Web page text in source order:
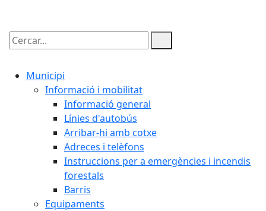
Cercar:
Municipi
Informació i mobilitat
Informació general
Línies d'autobús
Arribar-hi amb cotxe
Adreces i telèfons
Instruccions per a emergències i incendis
forestals
Barris
Equipaments